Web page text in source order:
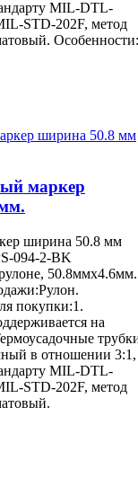
MIL-DTL-
STD-202F, метод
Особенности:
маркер
ширина 50.8 мм
094-2-BK
50.8ммх4.6мм.
покупки:1.
на
в отношении 3:1,
MIL-DTL-
STD-202F, метод